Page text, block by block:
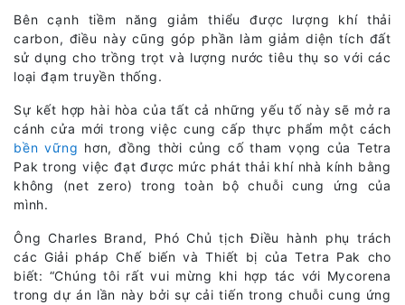
Bên cạnh tiềm năng giảm thiểu được lượng khí thải
carbon, điều này cũng góp phần làm giảm diện tích đất
sử dụng cho trồng trọt và lượng nước tiêu thụ so với các
loại đạm truyền thống.
Sự kết hợp hài hòa của tất cả những yếu tố này sẽ mở ra
cánh cửa mới trong việc cung cấp thực phẩm một cách
bền vững hơn, đồng thời củng cố tham vọng của Tetra
Pak trong việc đạt được mức phát thải khí nhà kính bằng
không (net zero) trong toàn bộ chuỗi cung ứng của
mình.
Ông Charles Brand, Phó Chủ tịch Điều hành phụ trách
các Giải pháp Chế biến và Thiết bị của Tetra Pak cho
biết: “Chúng tôi rất vui mừng khi hợp tác với Mycorena
trong dự án lần này bởi sự cải tiến trong chuỗi cung ứng